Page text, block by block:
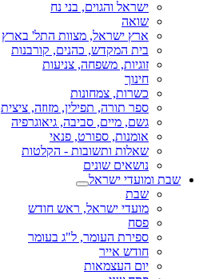
ישראל והגוים, בני נח
שואה
ארץ ישראל, מצוות התל' בארץ
בית המקדש, כהנים, קורבנות
זוגיות, משפחה, צניעות
חינוך
כשרות, צמחונות
ספר תורה, תפילין, מזוזה, ציצית
גשם, מיים, סביבה, גיאוגרפיה
אומנות, ספורט, פנאי
שאלות ותשובות - הקלטות
נושאים שונים
שבת ומועדי ישראל
שבת
מועדי ישראל, ראש חודש
פסח
ספירת העומר, ל"ג בעומר
חודש אייר
יום העצמאות